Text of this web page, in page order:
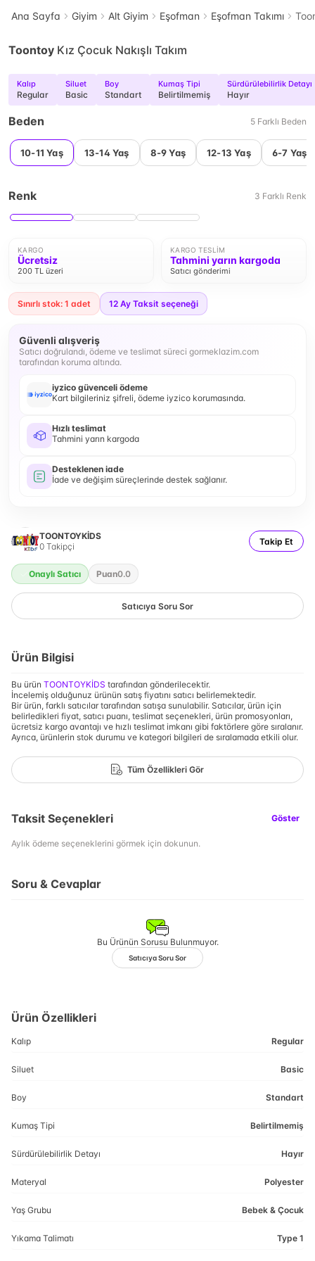
Ana Sayfa Giyim Alt Giyim Eşofman Eşofman Takımı
Toontoy Kız Çocuk Nakışlı Takım
Kalıp
Regular
Siluet
Basic
Boy
Standart
Kumaş Tipi
Belirtilmemiş
Sürdürülebilirlik Detayı
Hayır
Beden 5 Farklı Beden
10-11 Yaş 13-14 Yaş 8-9 Yaş 12-13 Yaş 6-7 Yaş
Renk 3 Farklı Renk
KARGO
Ücretsiz
200 TL üzeri
KARGO TESLIM
Tahmini yarın kargoda
Satıcı gönderimi
Sınırlı stok: 1 adet 12 Ay Taksit seçeneği
Güvenli alışveriş
Satıcı doğrulandı, ödeme ve teslimat süreci gormeklazim.com
tarafından koruma altında.
iyzico güvenceli ödeme
Kart bilgileriniz şifreli, ödeme iyzico korumasında.
Hızlı teslimat
Tahmini yarın kargoda
Desteklenen iade
İade ve değişim süreçlerinde destek sağlanır.
TOONTOYKİDS
0 Takipçi Takip Et
Onaylı Satıcı Puan0.0
Satıcıya Soru Sor
Ürün Bilgisi
Bu ürün TOONTOYKİDS tarafından gönderilecektir.
İncelemiş olduğunuz ürünün satış fiyatını satıcı belirlemektedir.
Bir ürün, farklı satıcılar tarafından satışa sunulabilir. Satıcılar, ürün için
belirledikleri fiyat, satıcı puanı, teslimat seçenekleri, ürün promosyonları,
ücretsiz kargo avantajı ve hızlı teslimat imkanı gibi faktörlere göre sıralanır.
Ayrıca, ürünlerin stok durumu ve kategori bilgileri de sıralamada etkili olur.
Tüm Özellikleri Gör
Taksit Seçenekleri Göster
Aylık ödeme seçeneklerini görmek için dokunun.
Soru & Cevaplar
Bu Ürünün Sorusu Bulunmuyor.
Satıcıya Soru Sor
Ürün Özellikleri
Kalıp Regular
Siluet Basic
Boy Standart
Kumaş Tipi Belirtilmemiş
Sürdürülebilirlik Detayı Hayır
Materyal Polyester
Yaş Grubu Bebek & Çocuk
Yıkama Talimatı Type 1